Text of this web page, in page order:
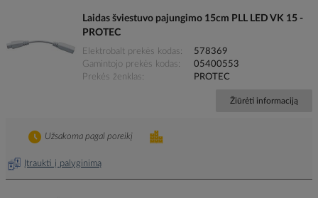
Laidas šviestuvo pajungimo 15cm PLL LED VK 15 -
PROTEC
Elektrobalt prekės kodas
578369
Gamintojo prekės kodas
05400553
Prekės ženklas
PROTEC
Žiūrėti informaciją
Įtraukti į palyginimą
Užsakoma pagal poreikį